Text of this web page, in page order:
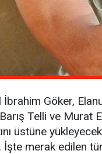
Göker,
Telli ve Murat
üstüne
İşte merak edilen